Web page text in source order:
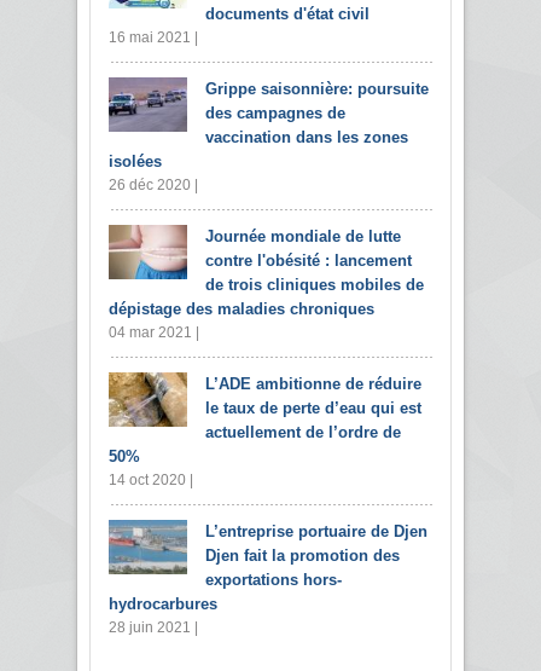
documents d'état civil
16 mai 2021 |
Grippe saisonnière: poursuite
des campagnes de
vaccination dans les zones
isolées
26 déc 2020 |
Journée mondiale de lutte
contre l'obésité : lancement
de trois cliniques mobiles de
dépistage des maladies chroniques
04 mar 2021 |
L’ADE ambitionne de réduire
le taux de perte d’eau qui est
actuellement de l’ordre de
50%
14 oct 2020 |
L’entreprise portuaire de Djen
Djen fait la promotion des
exportations hors-
hydrocarbures
28 juin 2021 |